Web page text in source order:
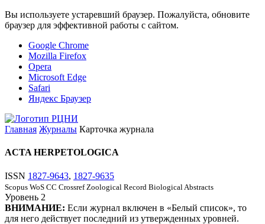
Вы используете устаревший браузер. Пожалуйста, обновите
браузер для эффективной работы с сайтом.
Google Chrome
Mozilla Firefox
Opera
Microsoft Edge
Safari
Яндекс Браузер
Главная Журналы Карточка журнала
ACTA HERPETOLOGICA
ISSN 1827-9643, 1827-9635
Scopus WoS CC Crossref Zoological Record Biological Abstracts
Уровень 2
ВНИМАНИЕ: Если журнал включен в «Белый список», то
для него действует последний из утвержденных уровней.